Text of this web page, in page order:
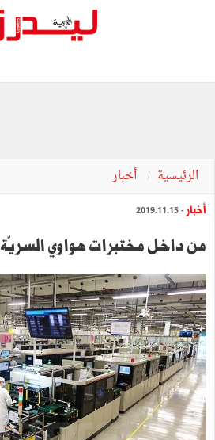
الرئيسية أخبار
أخبار - 2019.11.15
من داخل مختبرات هواوي السريّة